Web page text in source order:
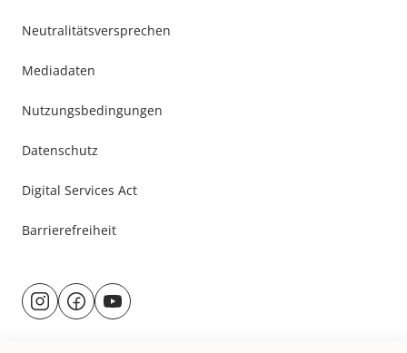
Neutralitätsversprechen
Mediadaten
Nutzungsbedingungen
Datenschutz
Digital Services Act
Barrierefreiheit
Besuche
uns@rund.ums.baby
facebook.com/rundumsbaby.de
youtube.com/@rundumsbaby_